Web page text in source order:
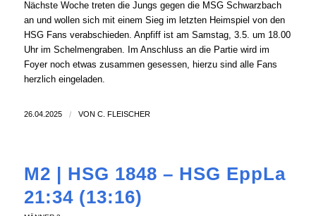
Nächste Woche treten die Jungs gegen die MSG Schwarzbach
an und wollen sich mit einem Sieg im letzten Heimspiel von den
HSG Fans verabschieden. Anpfiff ist am Samstag, 3.5. um 18.00
Uhr im Schelmengraben. Im Anschluss an die Partie wird im
Foyer noch etwas zusammen gesessen, hierzu sind alle Fans
herzlich eingeladen.
26.04.2025 / VON C. FLEISCHER
M2 | HSG 1848 – HSG EppLa
21:34 (13:16)